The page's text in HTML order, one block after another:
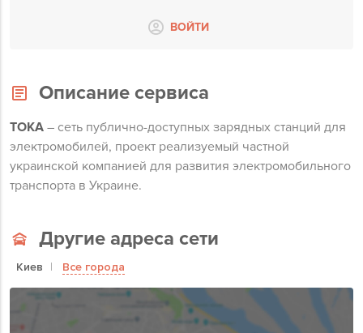
ВОЙТИ
Описание сервиса
TOKA – сеть публично-доступных зарядных станций для
электромобилей, проект реализуемый частной
украинской компанией для развития электромобильного
транспорта в Украине.
Другие адреса сети
Киев Все города